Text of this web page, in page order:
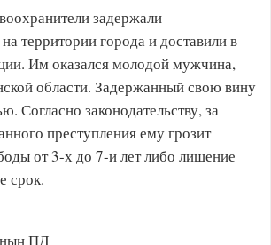
задержали
территории города и доставили в
Им оказался молодой мужчина,
области. Задержанный свою вину
Согласно законодательству, за
преступления ему грозит
от 3-х до 7-и лет либо лишение
срок.
ПД